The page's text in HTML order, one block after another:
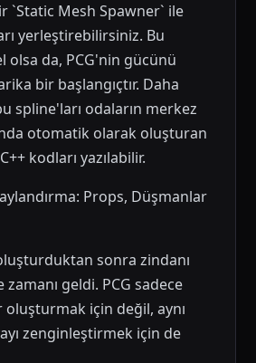
`Static Mesh Spawner` ile
yerleştirebilirsiniz. Bu
olsa da, PCG'nin gücünü
bir başlangıçtır. Daha
spline'ları odaların merkez
otomatik olarak oluşturan
kodları yazılabilir.
Props, Düşmanlar
sonra zindanı
geldi. PCG sadece
oluşturmak için değil, aynı
zenginleştirmek için de